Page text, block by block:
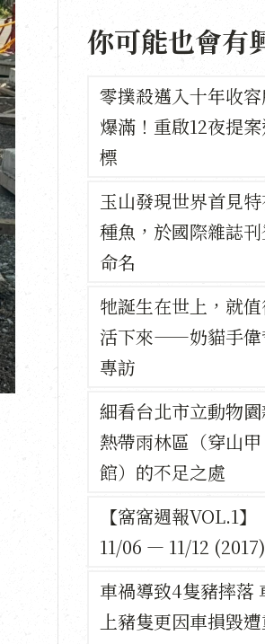
你可能也會有
零撲殺邁入十年收
爆滿！重啟12夜提
標
玉山發現世界首見
種魚，於國際雜誌
命名
牠誕生在世上，就
活下來——奶貓手偉
專訪
細看台北市立動物
熱帶雨林區（穿山甲
館）的不足之處
【窩窩週報VOL.1】
11/06 — 11/12 (2017)
車禍導致4隻豬摔落
上豬隻更因車損毀